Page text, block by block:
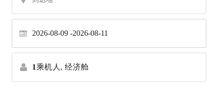
2026-08-09 2026-08-11
1乘机人, 经济舱